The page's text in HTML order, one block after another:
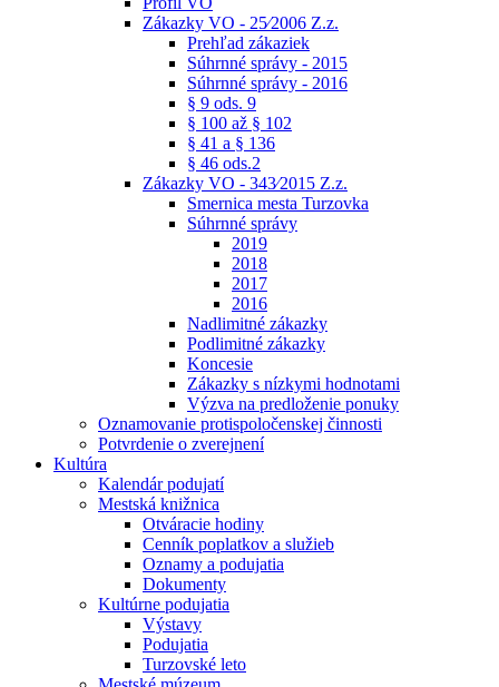
Zákazky VO - 25⁄2006 Z.z.
Prehľad zákaziek
Súhrnné správy - 2015
Súhrnné správy - 2016
§ 9 ods. 9
§ 100 až § 102
§ 41 a § 136
§ 46 ods.2
Zákazky VO - 343⁄2015 Z.z.
Smernica mesta Turzovka
Súhrnné správy
2019
2018
2017
2016
Nadlimitné zákazky
Podlimitné zákazky
Koncesie
Zákazky s nízkymi hodnotami
Výzva na predloženie ponuky
Oznamovanie protispoločenskej činnosti
Potvrdenie o zverejnení
Kultúra
Kalendár podujatí
Mestská knižnica
Otváracie hodiny
Cenník poplatkov a služieb
Oznamy a podujatia
Dokumenty
Kultúrne podujatia
Výstavy
Podujatia
Turzovské leto